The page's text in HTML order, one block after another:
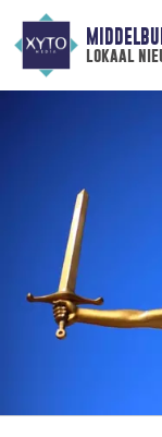
lokaal